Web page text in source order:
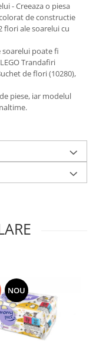
- Creeaza o piesa
de constructie
flori ale soarelui cu
soarelui poate fi
Trandafiri
de flori (10280),
piese, iar modelul
NOU